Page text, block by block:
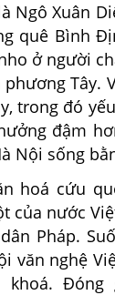
Ngô Xuân
quê Bình
ở người
Tây.
trong đó
đậm
Nội sống
hoá cứu
của nước
Pháp.
văn nghệ
Đóng